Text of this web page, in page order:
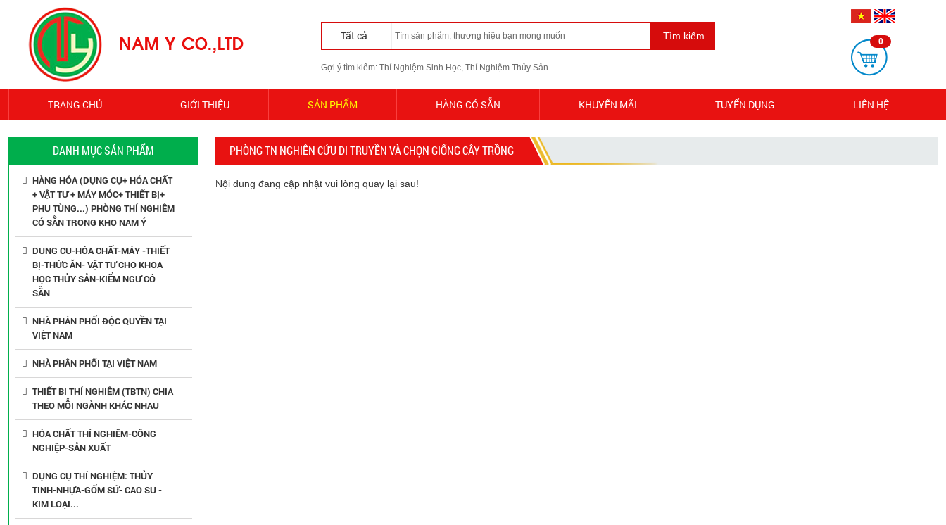
Tất cả Tìm kiếm
Gợi ý tìm kiếm: Thí Nghiệm Sinh Học, Thí Nghiệm Thủy Sản...
0
TRANG CHỦ GIỚI THIỆU SẢN PHẨM HÀNG CÓ SẴN KHUYẾN MÃI TUYỂN DỤNG LIÊN HỆ
DANH MỤC SẢN PHẨM
HÀNG HÓA (DỤNG CỤ+ HÓA CHẤT
+ VẬT TƯ + MÁY MÓC+ THIẾT BỊ+
PHỤ TÙNG...) PHÒNG THÍ NGHIỆM
CÓ SẴN TRONG KHO NAM Ý
DỤNG CỤ-HÓA CHẤT-MÁY -THIẾT
BỊ-THỨC ĂN- VẬT TƯ CHO KHOA
HỌC THỦY SẢN-KIỂM NGƯ CÓ
SẴN
NHÀ PHÂN PHỐI ĐỘC QUYỀN TẠI
VIỆT NAM
NHÀ PHÂN PHỐI TẠI VIỆT NAM
THIẾT BỊ THÍ NGHIỆM (TBTN) CHIA
THEO MỖI NGÀNH KHÁC NHAU
HÓA CHẤT THÍ NGHIỆM-CÔNG
NGHIỆP-SẢN XUẤT
DỤNG CỤ THÍ NGHIỆM: THỦY
TINH-NHỰA-GỐM SỨ- CAO SU -
KIM LOẠI...
PHÒNG TN NGHIÊN CỨU DI TRUYỀN VÀ CHỌN GIỐNG CÂY TRỒNG
Nội dung đang cập nhật vui lòng quay lại sau!